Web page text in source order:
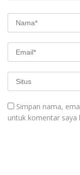
Simpan nama,
untuk komentar saya